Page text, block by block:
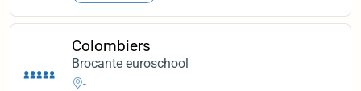
Colombiers
Brocante euroschool
-